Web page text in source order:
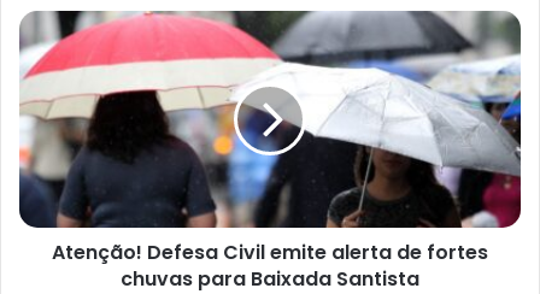
bater
em
poste
e
cair
de
'trem
da
alegria'
Atenção!
Defesa
Civil
emite
alerta
de
fortes
chuvas
para
Baixada
Atenção! Defesa Civil emite alerta de fortes
chuvas para Baixada Santista